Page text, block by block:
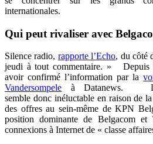
internationales.
Qui peut rivaliser avec
Silence radio, rapporte l’Echo, du côté
jeudi à tout commentaire. » Depuis
avoir confirmé l’information par la
Vandersompele à Datanews.
semble donc inéluctable en raison de
des offres au sein-même de KPN
position dominante de Belgacom et
connexions à Internet de « classe